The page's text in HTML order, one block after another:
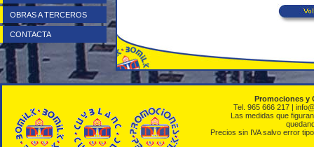
OBRAS A TERCEROS
CONTACTA
Promociones y
Tel. 965 666 217 |
Las medidas que
Precios sin IVA salvo error